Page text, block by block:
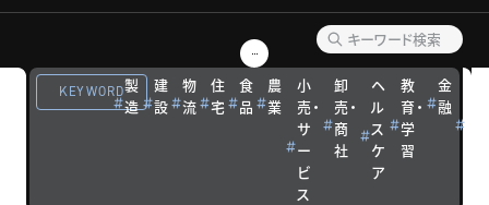
KEYWORD製
造
建
設
物
流
住
宅
食
品
農
業
小
売・
サ
ー
ビ
ス
卸
売・
商
社
ヘ
ル
ス
ケ
ア
教
育・
学
習
金
融
ベーシ